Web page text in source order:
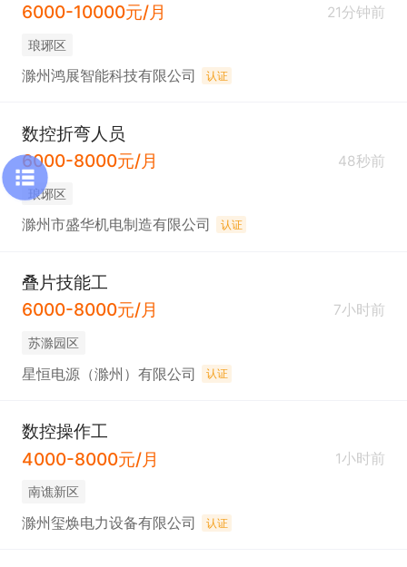
6000-10000元/月
21分钟前
琅琊区
滁州鸿展智能科技有限公司 认证
数控折弯人员
6000-8000元/月
48秒前
琅琊区
滁州市盛华机电制造有限公司 认证
叠片技能工
6000-8000元/月
7小时前
苏滁园区
星恒电源（滁州）有限公司 认证
数控操作工
4000-8000元/月
1小时前
南谯新区
滁州玺焕电力设备有限公司 认证